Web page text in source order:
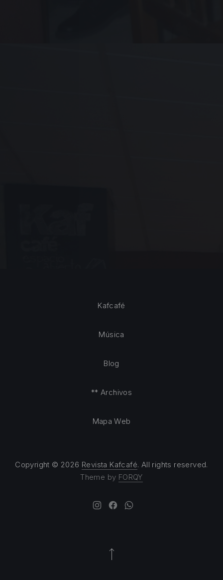
Copyright © 2026 Revista Kafcafé. All rights reserved.
Theme by FORQY
Kafcafé
Música
Blog
** Archivos
Mapa Web
New Window
New Window
New Window
Back to Top